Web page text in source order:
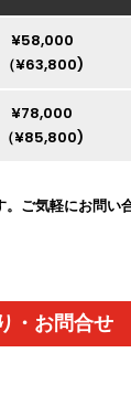
¥58,000
（¥63,800)
¥78,000
（¥85,800)
ご気軽にお問い
・お問合せ